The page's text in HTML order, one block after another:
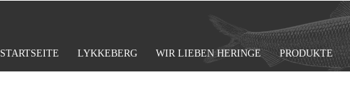
STARTSEITE LYKKEBERG WIR LIEBEN HERINGE PRODUKTE